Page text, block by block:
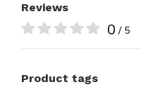
Reviews
0 / 5
Product tags